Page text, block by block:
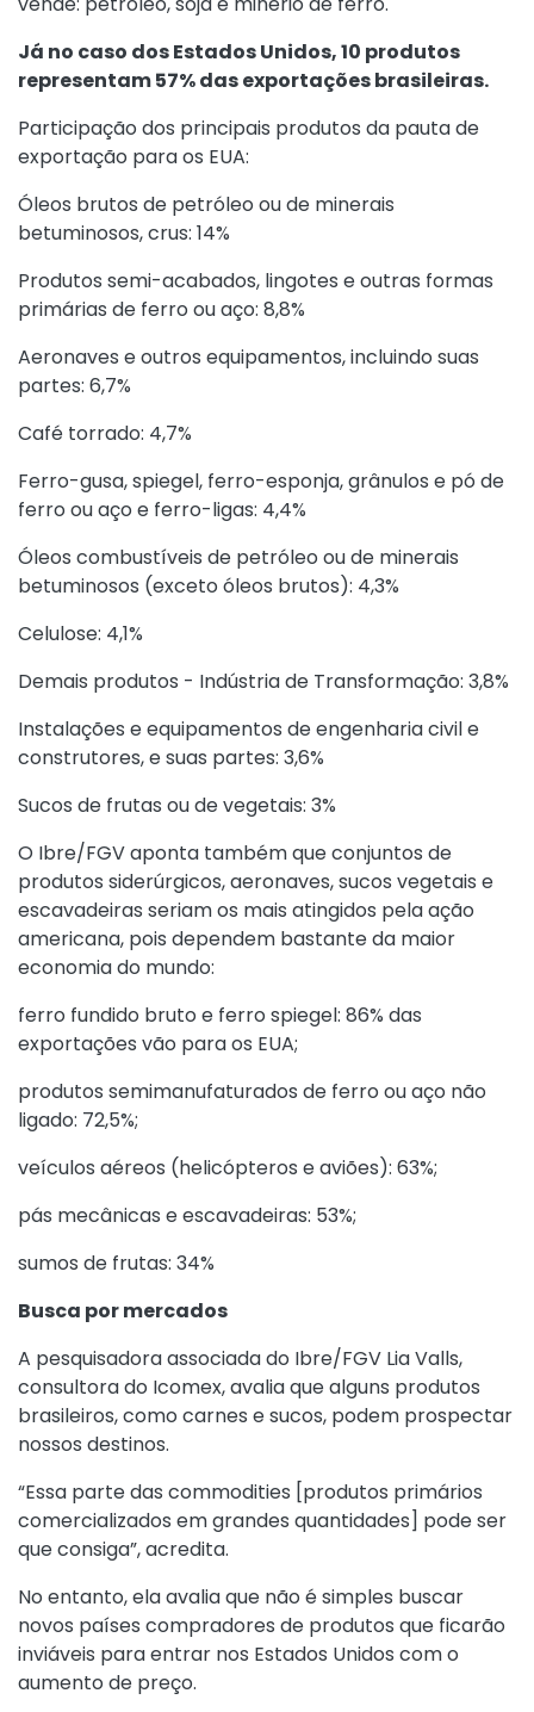
Já no caso dos Estados Unidos, 10 produtos
representam 57% das exportações brasileiras.
Participação dos principais produtos da pauta de
exportação para os EUA:
Óleos brutos de petróleo ou de minerais
betuminosos, crus: 14%
Produtos semi-acabados, lingotes e outras formas
primárias de ferro ou aço: 8,8%
Aeronaves e outros equipamentos, incluindo suas
partes: 6,7%
Café torrado: 4,7%
Ferro-gusa, spiegel, ferro-esponja, grânulos e pó de
ferro ou aço e ferro-ligas: 4,4%
Óleos combustíveis de petróleo ou de minerais
betuminosos (exceto óleos brutos): 4,3%
Celulose: 4,1%
Demais produtos - Indústria de Transformação: 3,8%
Instalações e equipamentos de engenharia civil e
construtores, e suas partes: 3,6%
Sucos de frutas ou de vegetais: 3%
O Ibre/FGV aponta também que conjuntos de
produtos siderúrgicos, aeronaves, sucos vegetais e
escavadeiras seriam os mais atingidos pela ação
americana, pois dependem bastante da maior
economia do mundo:
ferro fundido bruto e ferro spiegel: 86% das
exportações vão para os EUA;
produtos semimanufaturados de ferro ou aço não
ligado: 72,5%;
veículos aéreos (helicópteros e aviões): 63%;
pás mecânicas e escavadeiras: 53%;
sumos de frutas: 34%
Busca por mercados
A pesquisadora associada do Ibre/FGV Lia Valls,
consultora do Icomex, avalia que alguns produtos
brasileiros, como carnes e sucos, podem prospectar
nossos destinos.
“Essa parte das commodities [produtos primários
comercializados em grandes quantidades] pode ser
que consiga”, acredita.
No entanto, ela avalia que não é simples buscar
novos países compradores de produtos que ficarão
inviáveis para entrar nos Estados Unidos com o
aumento de preço.